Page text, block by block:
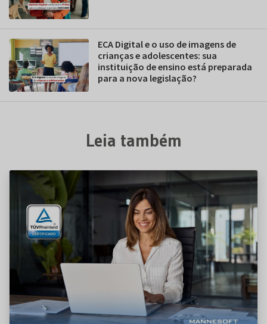
ECA Digital e o uso de imagens de
crianças e adolescentes: sua
instituição de ensino está preparada
para a nova legislação?
Leia também